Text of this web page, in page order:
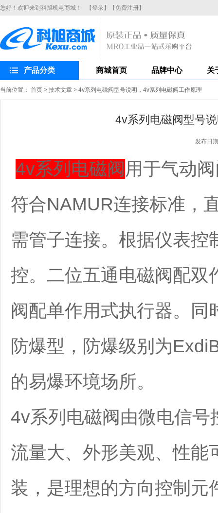
您好！欢迎来到科旭机电商城！ 【登录】 【免费注册】
产品分类 商城首页 品牌中心 关
当前位置： 首页 > 技术文章 > 4v系列电磁阀型号说明，4v系列电磁阀工作原理
4v系列电磁阀型号
发布日
4v系列电磁阀 用于气动阀
符合NAMUR连接标准，
需管子连接。根据仪表控
控。二位五通电磁阀配双
阀配单作用式执行器。同
防爆型，防爆级别为
的易爆环境场所。
4v系列电磁阀由微电信
流量大、外形美观、性能
装，是理想的方向控制元